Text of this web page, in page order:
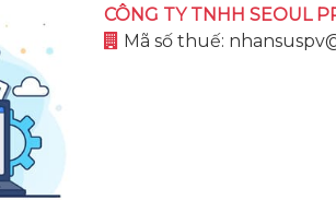
CÔNG TY TNHH SEOUL
Mã số thuế: